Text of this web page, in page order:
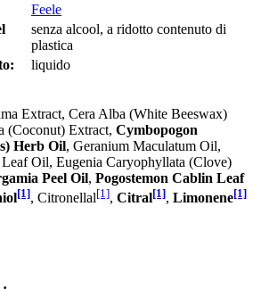
Feele
senza alcool, a ridotto contenuto di
plastica
liquido
Extract, Cera Alba (White Beeswax)
(Coconut) Extract, Cymbopogon
Herb Oil, Geranium Maculatum Oil,
Oil, Eugenia Caryophyllata (Clove)
Peel Oil, Pogostemon Cablin Leaf
[1], Citronellal[1], Citral[1], Limonene[1]